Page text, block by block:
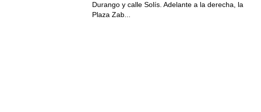
Durango y calle Solís. Adelante a la derecha, la
Plaza Zab...